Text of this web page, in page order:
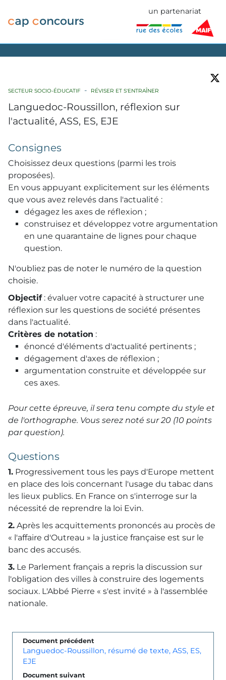
un partenariat
SECTEUR SOCIO-ÉDUCATIF RÉVISER ET S'ENTRAÎNER
Languedoc-Roussillon, réflexion sur
l'actualité, ASS, ES, EJE
Consignes
Choisissez deux questions (parmi les trois
proposées).
En vous appuyant explicitement sur les éléments
que vous avez relevés dans l'actualité :
dégagez les axes de réflexion ;
construisez et développez votre argumentation
en une quarantaine de lignes pour chaque
question.
N'oubliez pas de noter le numéro de la question
choisie.
Objectif: évaluer votre capacité à structurer une
réflexion sur les questions de société présentes
dans l'actualité.
Critères de notation :
énoncé d'éléments d'actualité pertinents ;
dégagement d'axes de réflexion ;
argumentation construite et développée sur
ces axes.
Pour cette épreuve, il sera tenu compte du style et
de l'orthographe. Vous serez noté sur 20 (10 points
par question).
Questions
1. Progressivement tous les pays d'Europe mettent
en place des lois concernant l'usage du tabac dans
les lieux publics. En France on s'interroge sur la
nécessité de reprendre la loi Evin.
2. Après les acquittements prononcés au procès de
« l'affaire d'Outreau » la justice française est sur le
banc des accusés.
3. Le Parlement français a repris la discussion sur
l'obligation des villes à construire des logements
sociaux. L'Abbé Pierre « s'est invité » à l'assemblée
nationale.
Document précédent
Languedoc-Roussillon, résumé de texte, ASS, ES,
EJE
Document suivant